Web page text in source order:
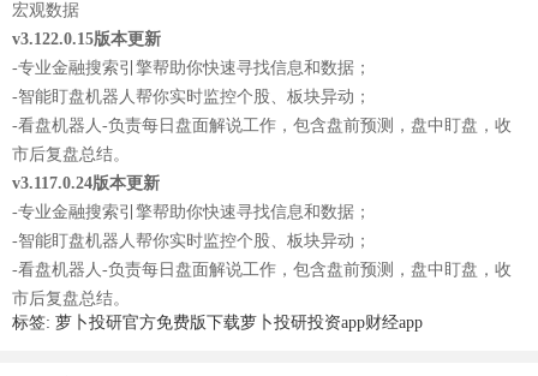
宏观数据
v3.122.0.15版本更新
-专业金融搜索引擎帮助你快速寻找信息和数据；
-智能盯盘机器人帮你实时监控个股、板块异动；
-看盘机器人-负责每日盘面解说工作，包含盘前预测，盘中盯盘，收
市后复盘总结。
v3.117.0.24版本更新
-专业金融搜索引擎帮助你快速寻找信息和数据；
-智能盯盘机器人帮你实时监控个股、板块异动；
-看盘机器人-负责每日盘面解说工作，包含盘前预测，盘中盯盘，收
市后复盘总结。
标签: 萝卜投研官方免费版下载萝卜投研投资app财经app